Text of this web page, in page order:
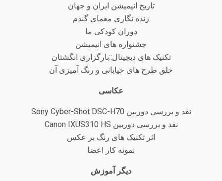
تاریخ انیمیشن ایران و جهان
زنده نگاری معمای گندم
دوران کودکی ما
جشنواره های انیمیشن
تکنیک های دیجیتال::بارگزاری انگشتان
خلق طرح های خیابانی و رنگ آمیزی آن
عکاسی
نقد و بررسی دوربین Sony Cyber-Shot DSC-H70
نقد و بررسی دوربین Canon IXUS310 HS
اثر تکنیک های رنگ بر عکس
نمونه کار اعضا
دیگر آموزش